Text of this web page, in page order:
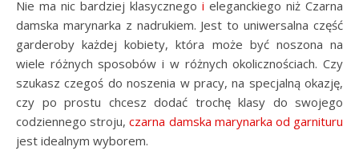
Nie ma nic bardziej klasycznego i eleganckiego niż Czarna
damska marynarka z nadrukiem. Jest to uniwersalna część
garderoby każdej kobiety, która może być noszona na
wiele różnych sposobów i w różnych okolicznościach. Czy
szukasz czegoś do noszenia w pracy, na specjalną okazję,
czy po prostu chcesz dodać trochę klasy do swojego
codziennego stroju,czarna damska marynarka od garnituru
jest idealnym wyborem.